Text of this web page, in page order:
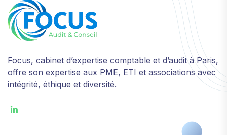
Focus, cabinet d’expertise comptable et d’audit à Paris,
offre son expertise aux PME, ETI et associations avec
intégrité, éthique et diversité.